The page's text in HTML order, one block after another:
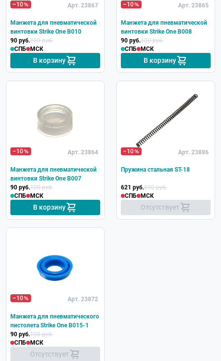
–10 Арт. 23867
Манжета для пневматической
винтовки Strike One B010
90 руб.100 руб.
СПБ
МСК
В корзину
–10 Арт. 23865
Манжета для пневматической
винтовки Strike One B008
90 руб.100 руб.
СПБ
МСК
В корзину
–10 Арт. 23864
Манжета для пневматической
винтовки Strike One B007
90 руб.100 руб.
СПБ
МСК
В корзину
–10 Арт. 23886
Пружина стальная ST-18
621 руб.690 руб.
СПБ
МСК
Отсутствует
–10 Арт. 23872
Манжета для пневматического
пистолета Strike One B015-1
90 руб.100 руб.
СПБ
МСК
Отсутствует